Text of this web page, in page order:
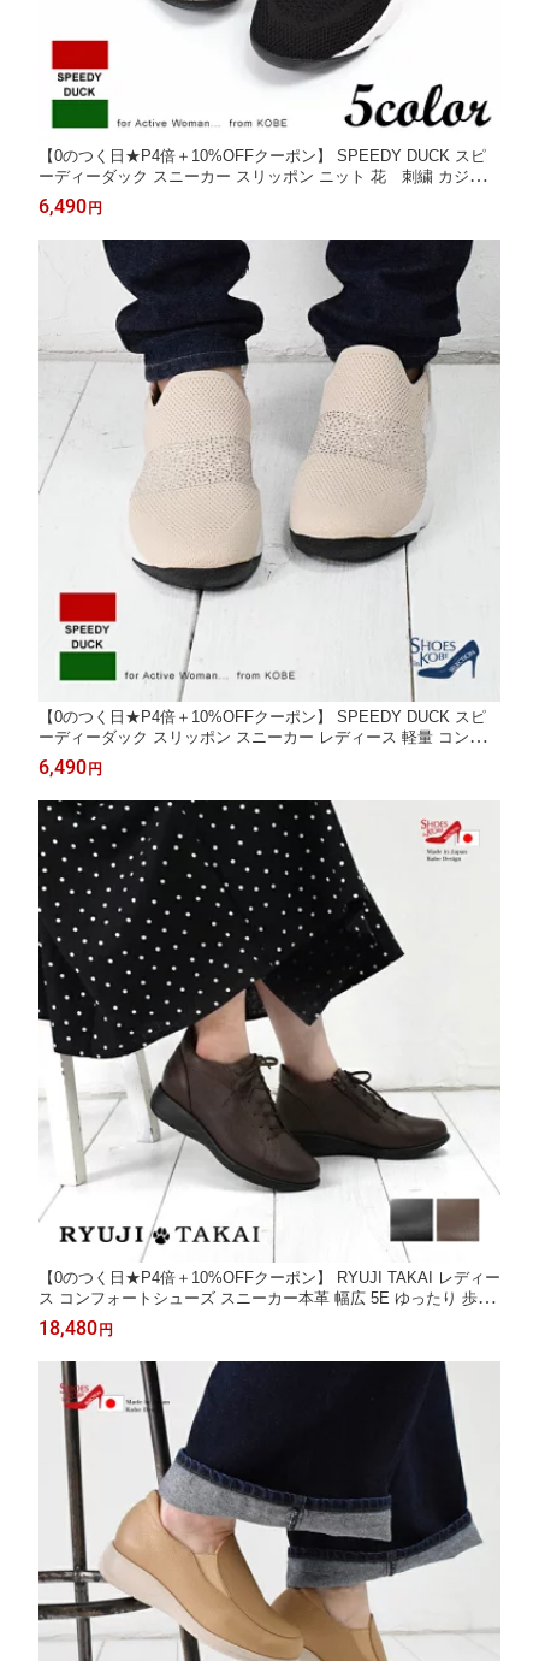
【0のつく日★P4倍＋10%OFFクーポン】 SPEEDY DUCK スピ
ーディーダック スニーカー スリッポン ニット 花 刺繍 カジュア
ル らくちん 軽量 3cm 手を使わない [FOO-MY-8070]
6,490円
【0のつく日★P4倍＋10%OFFクーポン】 SPEEDY DUCK スピ
ーディーダック スリッポン スニーカー レディース 軽量 コンフォ
ート ラインストーン ニット 履きやすい カジュアル 手を使わない
[foo-my-8072]
6,490円
【0のつく日★P4倍＋10%OFFクーポン】 RYUJI TAKAI レディー
ス コンフォートシューズ スニーカー本革 幅広 5E ゆったり 歩き
やすい 痛くない ファスナー日本製 3cm[FOO-SR-762]
18,480円